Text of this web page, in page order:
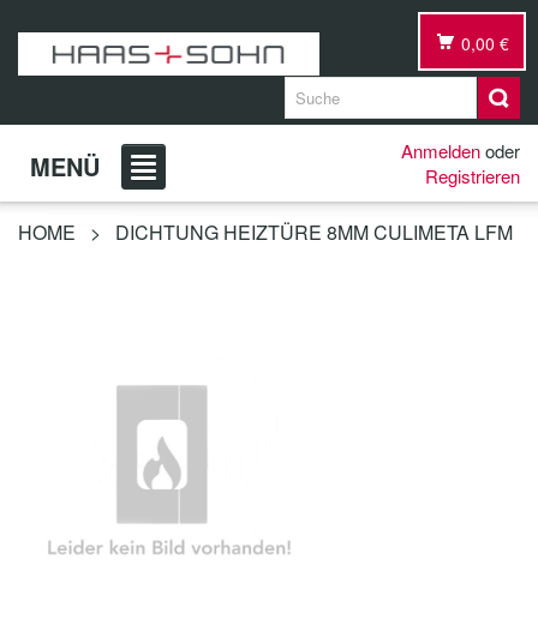
0,00 €
MENÜ Anmeldenoder
Registrieren
HOME > DICHTUNG HEIZTÜRE 8MM CULIMETA LFM